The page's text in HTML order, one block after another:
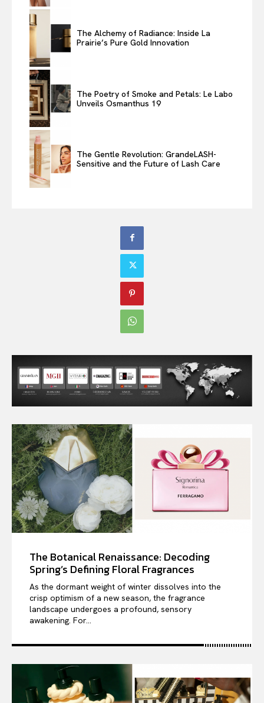
The Alchemy of Radiance: Inside La
Prairie’s Pure Gold Innovation
The Poetry of Smoke and Petals: Le Labo
Unveils Osmanthus 19
The Gentle Revolution: GrandeLASH-
Sensitive and the Future of Lash Care
The Botanical Renaissance: Decoding
Spring’s Defining Floral Fragrances
As the dormant weight of winter dissolves into the
crisp optimism of a new season, the fragrance
landscape undergoes a profound, sensory
awakening. For...